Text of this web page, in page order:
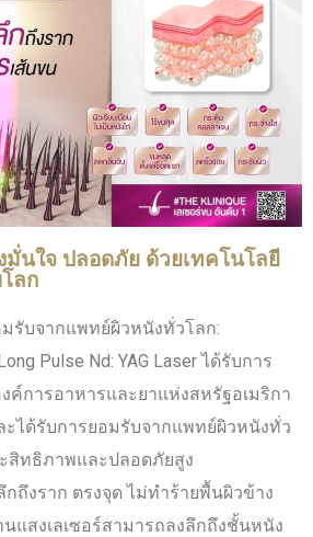
มั่นใจ ปลอดภัย ด้วยเทคโนโลยี
ลก
รับจากแพทย์ผิวหนังทั่วโลก:
Pulse Nd: YAG Laser ได้รับการ
ค์การอาหารและยาแห่งสหรัฐอเมริกา
ะได้รับการยอมรับจากแพทย์ผิวหนังทั่ว
สิทธิภาพและปลอดภัยสูง
ถึงราก ตรงจุด ไม่ทำร้ายพื้นผิวข้าง
นแสงเลเซอร์สามารถลงลึกถึงชั้นหนัง